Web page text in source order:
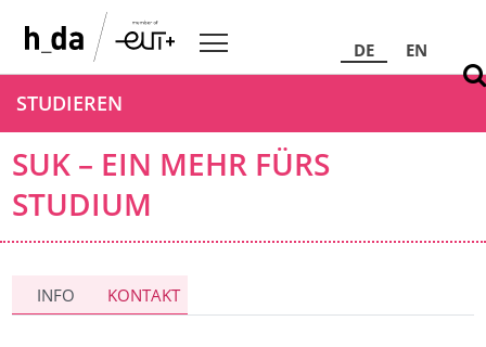
DE EN
STUDIEREN
SUK – EIN MEHR FÜRS
STUDIUM
INFO KONTAKT